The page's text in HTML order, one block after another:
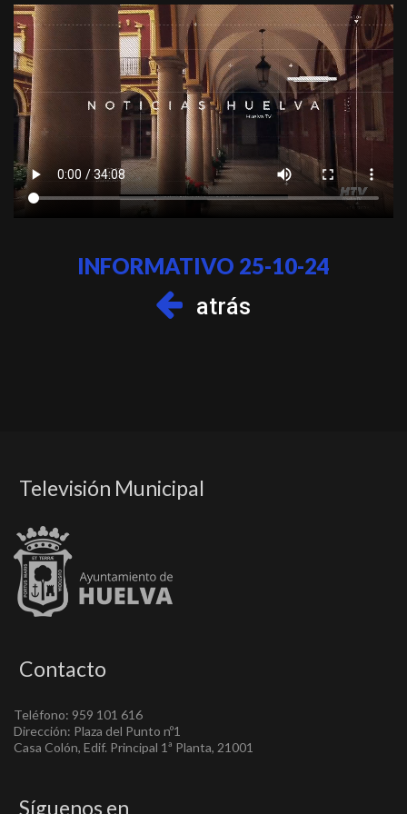
INFORMATIVO 25-10-24
atrás
Televisión Municipal
Contacto
Teléfono: 959 101 616
Dirección: Plaza del Punto nº1
Casa Colón, Edif. Principal 1ª Planta, 21001
Síguenos en